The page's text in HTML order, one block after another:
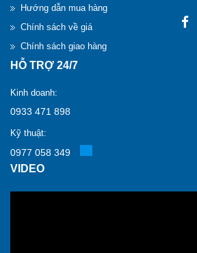
Hướng dẫn mua hàng
Chính sách về giá
Chính sách giao hàng
HỖ TRỢ 24/7
Kinh doanh:
0933 471 898
Kỹ thuật:
0977 058 349
VIDEO